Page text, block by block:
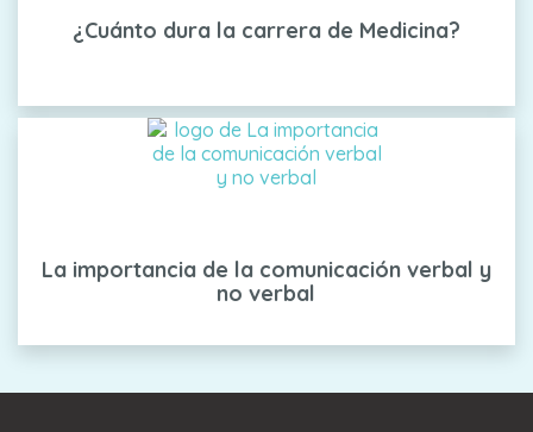
¿Cuánto dura la carrera de Medicina?
La importancia de la comunicación verbal y
no verbal